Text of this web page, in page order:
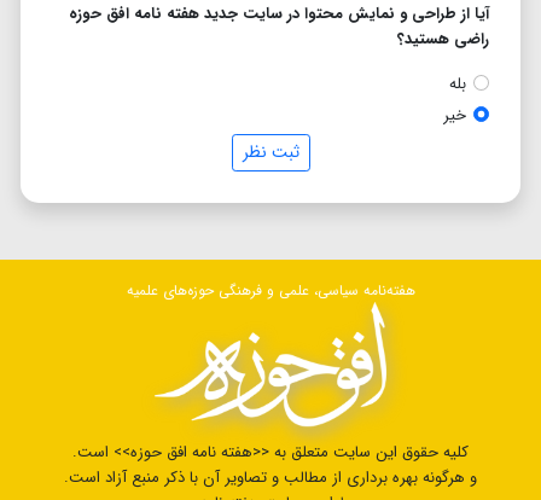
آیا از طراحی و نمایش محتوا در سایت جدید هفته نامه افق حوزه
راضی هستید؟
بله
خیر
ثبت نظر
هفته‌نامه سیاسی، علمی و فرهنگی حوزه‌های علمیه
کلیه حقوق این سایت متعلق به <<هفته نامه افق حوزه>> است.
و هرگونه بهره برداری از مطالب و تصاویر آن با ذکر منبع آزاد است.